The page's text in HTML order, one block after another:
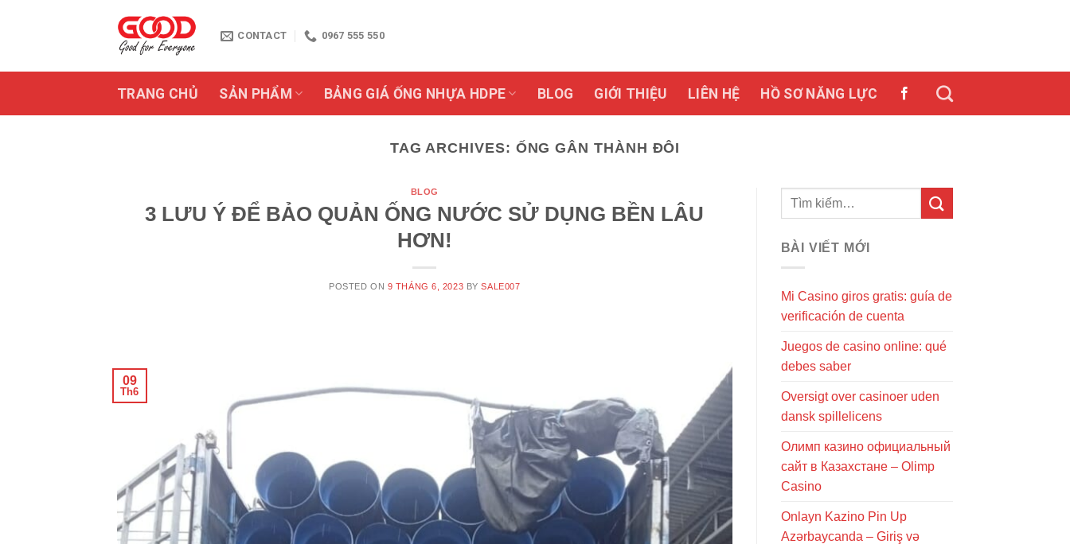
CONTACT 0967 555 550
TRANG CHỦ SẢN PHẨM BẢNG GIÁ ỐNG NHỰA HDPE BLOG GIỚI THIỆU LIÊN HỆ HỒ SƠ NĂNG LỰC
TAG ARCHIVES: ỐNG GÂN THÀNH ĐÔI
BLOG
3 LƯU Ý ĐỂ BẢO QUẢN ỐNG NƯỚC SỬ DỤNG BỀN LÂU
HƠN!
POSTED ON 9 THÁNG 6, 2023 BYSALE007
09
Th6
BÀI VIẾT MỚI
Mi Casino giros gratis: guía de
verificación de cuenta
Juegos de casino online: qué
debes saber
Oversigt over casinoer uden
dansk spillelicens
Олимп казино официальный
сайт в Казахстане – Olimp
Casino
Onlayn Kazino Pin Up
Azərbaycanda – Giriş və